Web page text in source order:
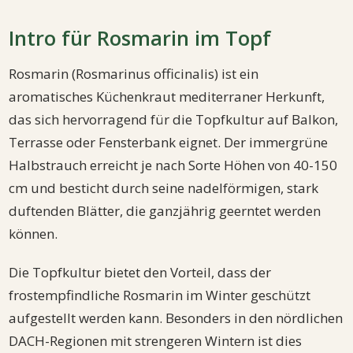
Intro für Rosmarin im Topf
Rosmarin (Rosmarinus officinalis) ist ein
aromatisches Küchenkraut mediterraner Herkunft,
das sich hervorragend für die Topfkultur auf Balkon,
Terrasse oder Fensterbank eignet. Der immergrüne
Halbstrauch erreicht je nach Sorte Höhen von 40-150
cm und besticht durch seine nadelförmigen, stark
duftenden Blätter, die ganzjährig geerntet werden
können.
Die Topfkultur bietet den Vorteil, dass der
frostempfindliche Rosmarin im Winter geschützt
aufgestellt werden kann. Besonders in den nördlichen
DACH-Regionen mit strengeren Wintern ist dies